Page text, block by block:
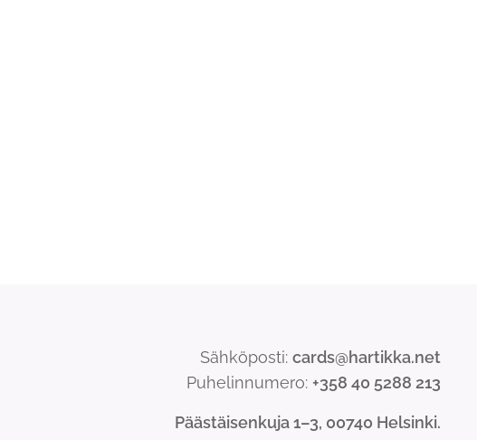
Sähköposti: cards@hartikka.net
Puhelinnumero: +358 40 5288 213
Päästäisenkuja 1–3, 00740 Helsinki.